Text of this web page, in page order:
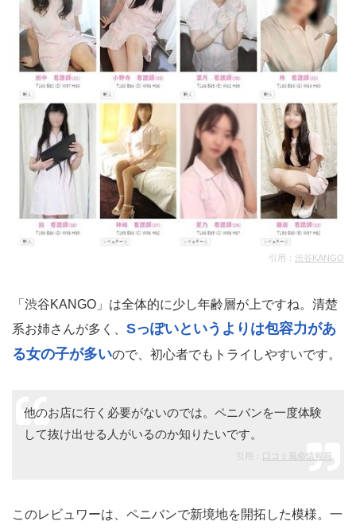
引用： 渋谷KANGO
「渋谷KANGO」は全体的に少し年齢層が上ですね。清楚
系お姉さんが多く、 Sっぽいというよりは包容力があ
る女の子が多いので、初心者でもトライしやすいです。
他のお店に行く必要がないのでは。ペニバンを一度体験
して抜け出せる人がいるのか知りたいです。
引用： 口コミ風俗情報局
このレビュワーは、ペニバンで新境地を開拓した模様。一